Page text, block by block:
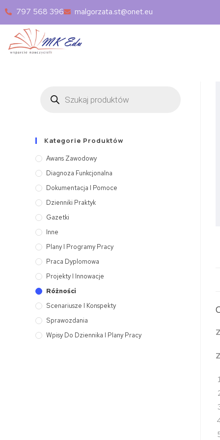
797 568 396 malgorzata.st@onet.eu
Kategorie Produktów
Awans Zawodowy
Diagnoza Funkcjonalna
Dokumentacja I Pomoce
Dzienniki Praktyk
Gazetki
Inne
Plany I Programy Pracy
Praca Dyplomowa
Projekty I Innowacje
Różności
Scenariusze I Konspekty
Sprawozdania
Wpisy Do Dziennika I Plany Pracy